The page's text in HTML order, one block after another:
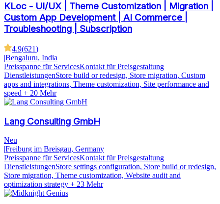
KLoc - UI/UX | Theme Customization | Migration |
Custom App Development | AI Commerce |
Troubleshooting | Subscription
4.9(621)
|Bengaluru, India
Preisspanne für ServicesKontakt für Preisgestaltung
DienstleistungenStore build or redesign, Store migration, Custom
apps and integrations, Theme customization, Site performance and
speed + 20 Mehr
Lang Consulting GmbH
Neu
|Freiburg im Breisgau, Germany
Preisspanne für ServicesKontakt für Preisgestaltung
DienstleistungenStore settings configuration, Store build or redesign,
Store migration, Theme customization, Website audit and
optimization strategy + 23 Mehr